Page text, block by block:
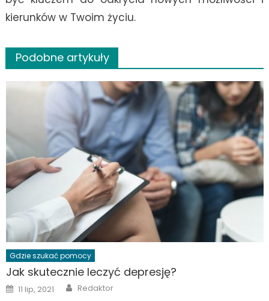
kierunków w Twoim życiu.
Podobne artykuły
Gdzie szukać pomocy
Jak skutecznie leczyć depresję?
Posted
on
11 lip, 2021 Author
Redaktor